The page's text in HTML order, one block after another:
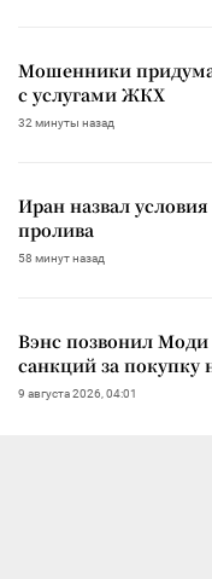
Мошенники
с услугами ЖКХ
32 минуты назад
Иран назвал
пролива
58 минут назад
Вэнс позвонил
санкций за покупку
9 августа 2026, 04:01